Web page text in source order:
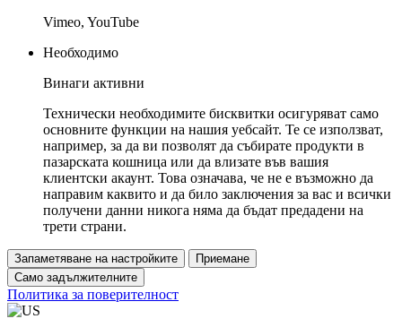
Vimeo, YouTube
Необходимо
Винаги активни
Технически необходимите бисквитки осигуряват само
основните функции на нашия уебсайт. Те се използват,
например, за да ви позволят да събирате продукти в
пазарската кошница или да влизате във вашия
клиентски акаунт. Това означава, че не е възможно да
направим каквито и да било заключения за вас и всички
получени данни никога няма да бъдат предадени на
трети страни.
Запаметяване на настройките
Приемане
Само задължителните
Политика за поверителност